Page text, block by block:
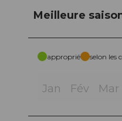
Meilleure
approprié selon les
Jan Fév Mar